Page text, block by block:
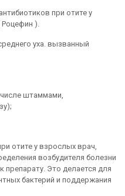
при отите у
).
уха. вызванный
штаммами,
отите у взрослых врач,
возбудителя болезни
препарату. Это делается для
бактерий и поддержания